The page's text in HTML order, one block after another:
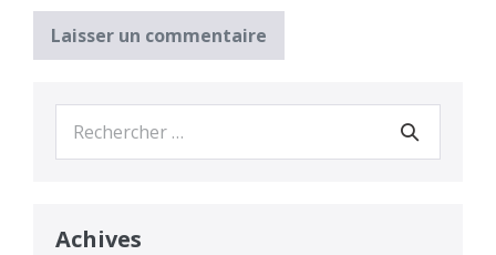
pour :
Achives